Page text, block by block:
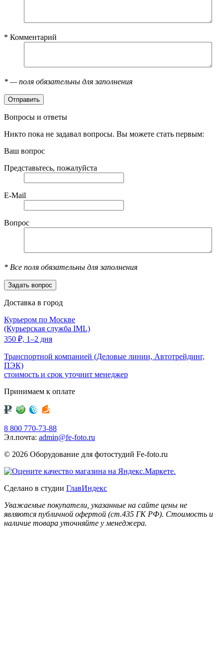
* Комментарий
* — поля обязательны для заполнения
Вопросы и ответы
Никто пока не задавал вопросы. Вы можете стать первым:
Ваш вопрос
Представьтесь, пожалуйста
E-Mail
Вопрос
* Все поля обязательны для заполнения
Доставка в город
Курьером по Москве
(Курьерская служба IML)
350 ₽, 1–2 дня
Транспортной компанией (Деловые линии, Автотрейдинг,
ПЭК)
стоимость и срок уточнит менеджер
Принимаем к оплате
8 800 770-73-88
Эл.почта: admin@fe-foto.ru
© 2026 Оборудование для фотостудий Fe-foto.ru
Сделано в студии ГлавИндекс
Уважаемые покупатели, указанные на сайте цены не
являются публичной офертой (ст.435 ГК РФ). Стоимость и
наличие товара уточняйте у менеджера.